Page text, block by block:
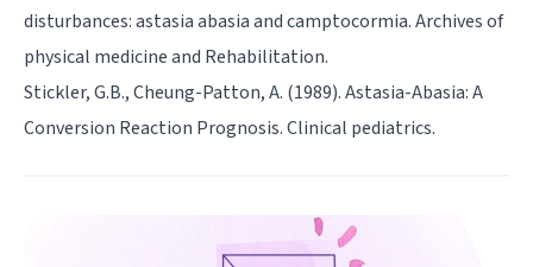
disturbances: astasia abasia and camptocormia. Archives of
physical medicine and Rehabilitation.
Stickler, G.B., Cheung-Patton, A. (1989). Astasia-Abasia: A
Conversion Reaction Prognosis. Clinical pediatrics.